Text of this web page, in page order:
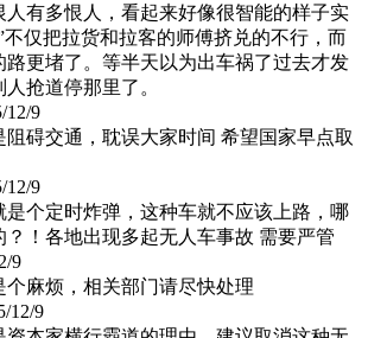
人有多恨人，看起来好像很智能的样子实
不仅把拉货和拉客的师傅挤兑的不行，而
路更堵了。等半天以为出车祸了过去才发
抢道停那里了。
12/9
阻碍交通，耽误大家时间 希望国家早点取
12/9
是个定时炸弹，这种车就不应该上路，哪
？！各地出现多起无人车事故 需要严管
9
个麻烦，相关部门请尽快处理
12/9